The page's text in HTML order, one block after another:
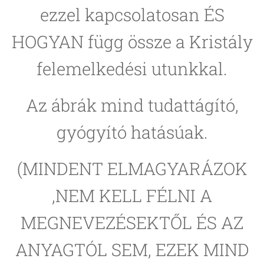
ezzel kapcsolatosan ÉS
HOGYAN függ össze a Kristály
felemelkedési utunkkal.
Az ábrák mind tudattágító,
gyógyító hatásúak.
(MINDENT ELMAGYARÁZOK
,NEM KELL FÉLNI A
MEGNEVEZÉSEKTŐL ÉS AZ
ANYAGTÓL SEM, EZEK MIND